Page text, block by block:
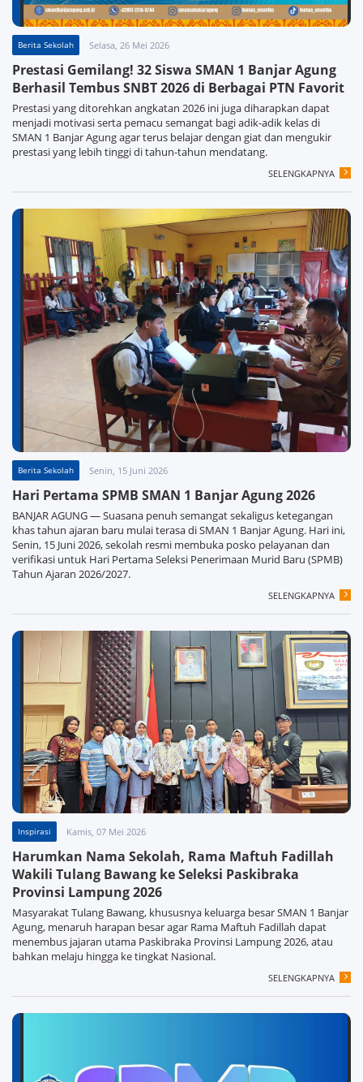
Berita Sekolah Selasa, 26 Mei 2026
Prestasi Gemilang! 32 Siswa SMAN 1 Banjar Agung
Berhasil Tembus SNBT 2026 di Berbagai PTN Favorit
Prestasi yang ditorehkan angkatan 2026 ini juga diharapkan dapat
menjadi motivasi serta pemacu semangat bagi adik-adik kelas di
SMAN 1 Banjar Agung agar terus belajar dengan giat dan mengukir
prestasi yang lebih tinggi di tahun-tahun mendatang.
SELENGKAPNYA
Berita Sekolah Senin, 15 Juni 2026
Hari Pertama SPMB SMAN 1 Banjar Agung 2026
BANJAR AGUNG — Suasana penuh semangat sekaligus ketegangan
khas tahun ajaran baru mulai terasa di SMAN 1 Banjar Agung. Hari ini,
Senin, 15 Juni 2026, sekolah resmi membuka posko pelayanan dan
verifikasi untuk Hari Pertama Seleksi Penerimaan Murid Baru (SPMB)
Tahun Ajaran 2026/2027.
SELENGKAPNYA
Inspirasi Kamis, 07 Mei 2026
Harumkan Nama Sekolah, Rama Maftuh Fadillah
Wakili Tulang Bawang ke Seleksi Paskibraka
Provinsi Lampung 2026
Masyarakat Tulang Bawang, khususnya keluarga besar SMAN 1 Banjar
Agung, menaruh harapan besar agar Rama Maftuh Fadillah dapat
menembus jajaran utama Paskibraka Provinsi Lampung 2026, atau
bahkan melaju hingga ke tingkat Nasional.
SELENGKAPNYA